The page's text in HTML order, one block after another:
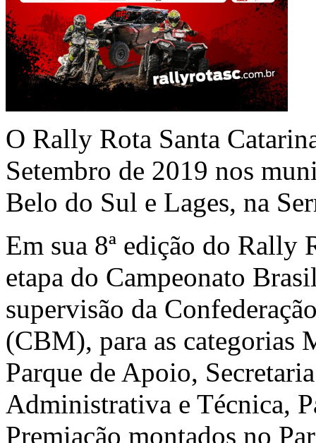
O Rally Rota Santa
Setembro de 2019 nos
Belo do Sul e Lages, na
Em sua 8ª edição do Rally
etapa do Campeonato
supervisão da
(CBM), para as categorias
Parque de Apoio,
Administrativa e Técnica,
Premiação montados no